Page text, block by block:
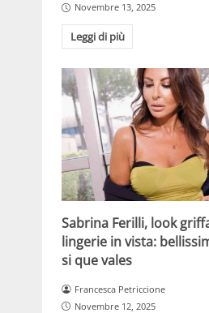
Novembre 13, 2025
Leggi di più
Sabrina Ferilli, look
lingerie in vista:
si que vales
Francesca Petriccione
Novembre 12, 2025